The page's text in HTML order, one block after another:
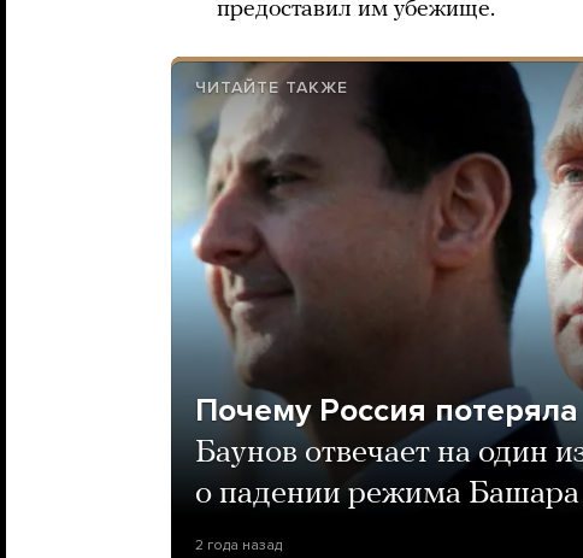
предоставил им убежище.
ЧИТАЙТЕ ТАКЖЕ
Почему Россия
Баунов отвечает на один
о падении режима
2 года назад